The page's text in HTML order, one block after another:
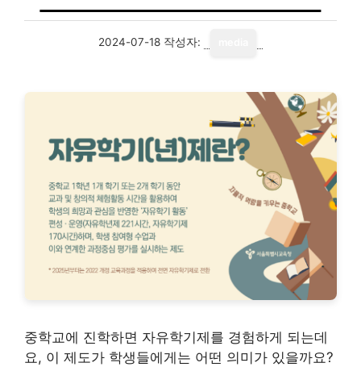
2024-07-18 작성자:
중학교에 진학하면 자유학기제를 경험하게 되는데
요, 이 제도가 학생들에게는 어떤 의미가 있을까요?